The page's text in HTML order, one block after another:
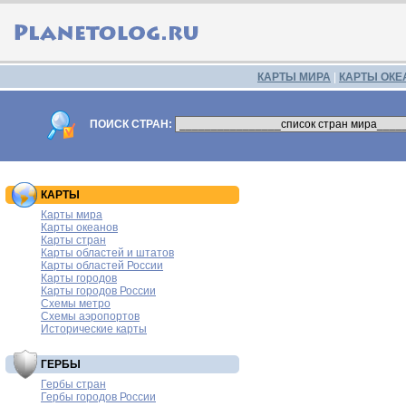
КАРТЫ МИРА КАРТЫ
ПОИСК СТРАН:
КАРТЫ
Карты мира
Карты океанов
Карты стран
Карты областей и штатов
Карты областей России
Карты городов
Карты городов России
Схемы метро
Схемы аэропортов
Исторические карты
ГЕРБЫ
Гербы стран
Гербы городов России